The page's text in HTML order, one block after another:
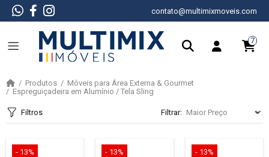
contato@multimixmoveis.com
7
Produtos
Móveis para Área Externa & Gourmet
Espreguiçadeira em Alumínio / Tela Sling
Filtros Filtrar:
- 13% - 13% - 13%